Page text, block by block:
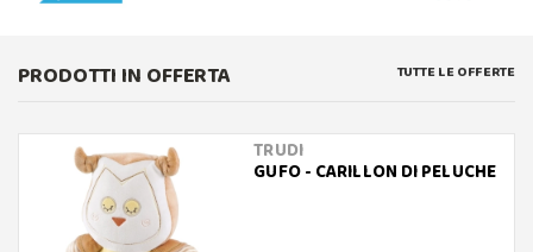
PRODOTTI IN OFFERTA TUTTE LE OFFERTE
TRUDI
GUFO - CARILLON DI PELUCHE